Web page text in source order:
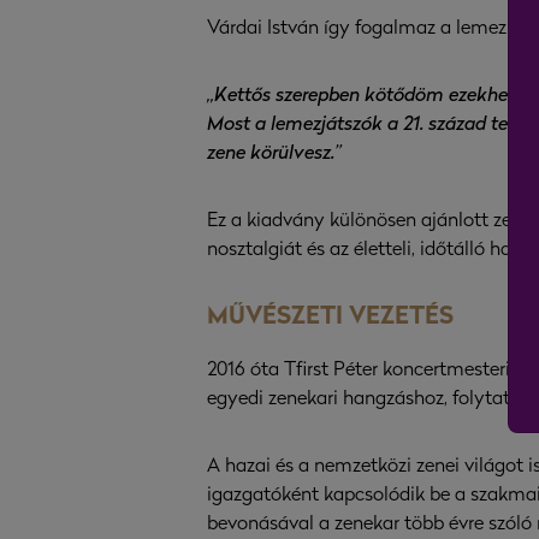
Várdai István így fogalmaz a lemezről:
„Kettős szerepben kötődöm ezekhez
Most a lemezjátszók a 21. század
zene körülvesz.”
Ez a kiadvány különösen ajánlott
nosztalgiát és az életteli, időtálló
MŰVÉSZETI VEZETÉS
2016 óta Tfirst Péter koncertmesteri
egyedi zenekari hangzáshoz,
A hazai és a nemzetközi zenei világot
igazgatóként kapcsolódik be a
bevonásával a zenekar több évre